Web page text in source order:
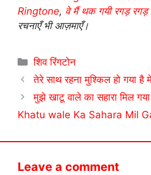
Ringtone, वे मैं थक गयी रगड़ रगड़
रचनाएँ भी आज़माएँ।
Categories
शिव रिंगटोन
तेरे साथ रहना मुश्किल हो गया है
मुझे खाटू वाले का सहारा मिल
Khatu wale Ka Sahara Mil
Leave a comment